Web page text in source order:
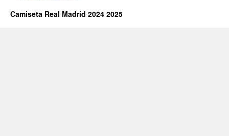
Camiseta Real Madrid 2024 2025